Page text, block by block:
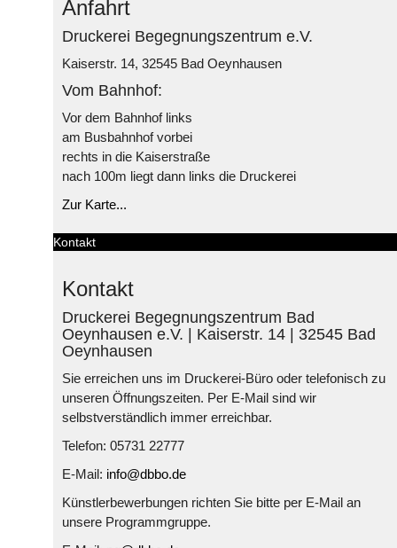
Anfahrt
Druckerei Begegnungszentrum e.V.
Kaiserstr. 14, 32545 Bad Oeynhausen
Vom Bahnhof:
Vor dem Bahnhof links
am Busbahnhof vorbei
rechts in die Kaiserstraße
nach 100m liegt dann links die Druckerei
Zur Karte...
Kontakt
Kontakt
Druckerei Begegnungszentrum Bad
Oeynhausen e.V. | Kaiserstr. 14 | 32545 Bad
Oeynhausen
Sie erreichen uns im Druckerei-Büro oder telefonisch zu
unseren Öffnungszeiten. Per E-Mail sind wir
selbstverständlich immer erreichbar.
Telefon: 05731 22777
E-Mail: info@dbbo.de
Künstlerbewerbungen richten Sie bitte per E-Mail an
unsere Programmgruppe.